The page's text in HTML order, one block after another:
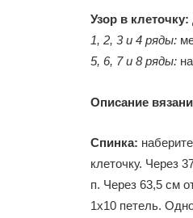
Узор в клеточку:
1, 2, 3 и 4 ряды:
5, 6, 7 и 8 ряды:
Описание
Спинка:
клеточку. Через
п. Через 63,5 см
1х10 петель.